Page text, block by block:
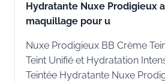
Hydratante Nuxe Prodigieux
maquillage pour u
Nuxe Prodigieux BB Crème
Teint Unifié et Hydratation
Teintée Hydratante Nuxe